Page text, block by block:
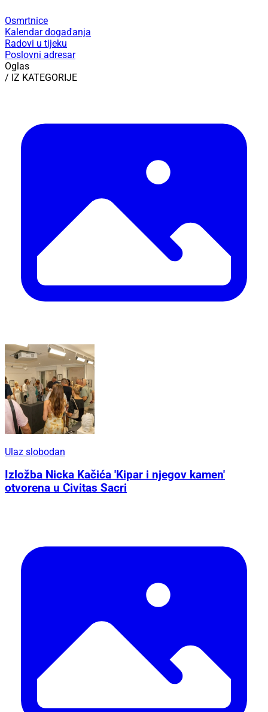
Osmrtnice
Kalendar događanja
Radovi u tijeku
Poslovni adresar
Oglas
/ IZ KATEGORIJE
Ulaz slobodan
Izložba Nicka Kačića 'Kipar i njegov kamen'
otvorena u Civitas Sacri